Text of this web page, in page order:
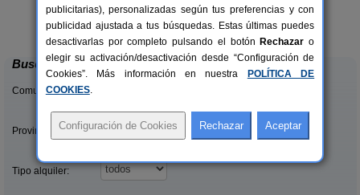
6+6 pers.
desde25 €
El Mas de Tous
Sant Martí de Tous (Barcelona)
Buscar
Comunidades:
Provincias/Islas:
Tipo alquiler:
publicitarias), personalizadas según tus preferencias y con
publicidad ajustada a tus búsquedas. Estas últimas puedes
desactivarlas por completo pulsando el botón Rechazar o
elegir su activación/desactivación desde “Configuración de
Cookies”. Más información en nuestra
POLÍTICA DE
COOKIES.